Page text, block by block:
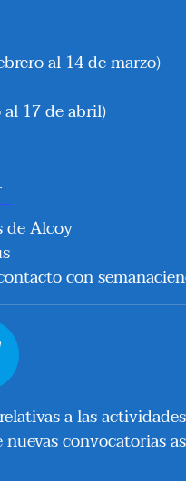
al 14 de marzo)
al 17 de abril)
de Alcoy
con
a las
convocatorias